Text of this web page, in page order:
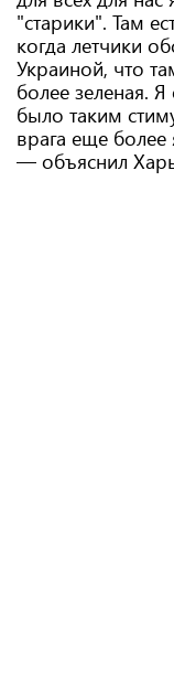
"старики". Там
когда летчики
Украиной, что
более зеленая.
было таким
врага еще более
— объяснил